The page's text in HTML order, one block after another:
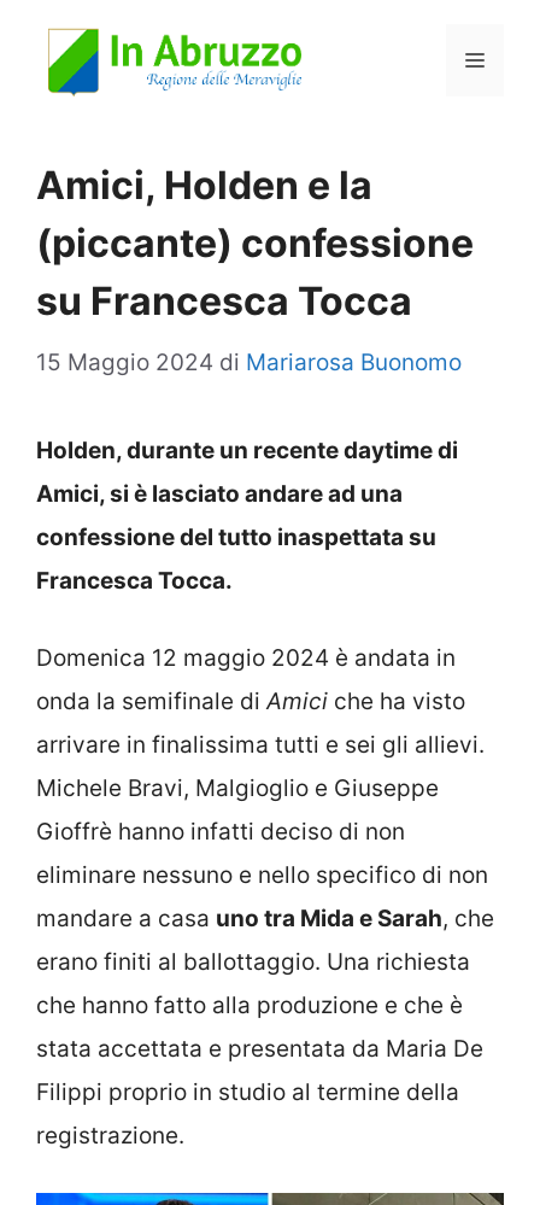
Menu
Amici, Holden e la
(piccante) confessione
su Francesca Tocca
15 Maggio 2024 di Mariarosa Buonomo
Holden, durante un recente daytime di
Amici, si è lasciato andare ad una
confessione del tutto inaspettata su
Francesca Tocca.
Domenica 12 maggio 2024 è andata in
onda la semifinale di Amici che ha visto
arrivare in finalissima tutti e sei gli allievi.
Michele Bravi, Malgioglio e Giuseppe
Gioffrè hanno infatti deciso di non
eliminare nessuno e nello specifico di non
mandare a casa uno tra Mida e Sarah, che
erano finiti al ballottaggio. Una richiesta
che hanno fatto alla produzione e che è
stata accettata e presentata da Maria De
Filippi proprio in studio al termine della
registrazione.